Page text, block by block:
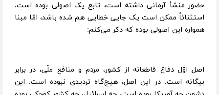
حضور منشأ آرمانی داشته است، تابع یک اصولی بوده است.
استثنائاً ممکن است یک جایی خطایی هم شده باشد، امّا مبنا
همواره این اصولی بوده که ذکر می‌کنم:
اصل اوّل دفاع قاطعانه از کشور، مردم و منافع ملّی، در برابر
بیگانه است. در این اصل، هیچ‌گاه تردیدی نبوده است. این